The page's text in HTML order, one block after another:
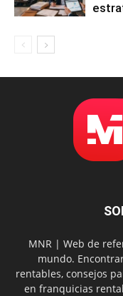
MNR | Web de
mundo.
rentables, consejos
en franquicias